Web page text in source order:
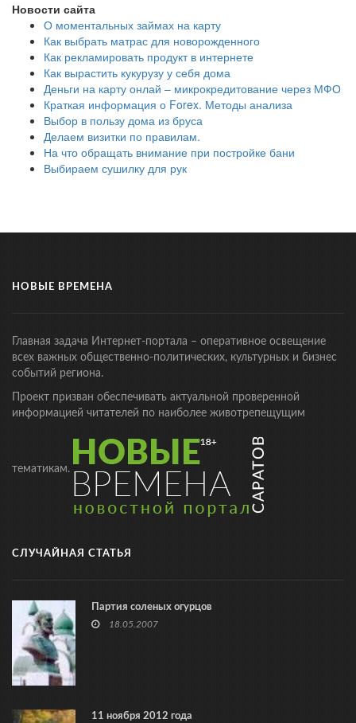
Новости сайта
О моментальных займах на карту
Как выбрать матрас для новорожденного
Как рекламировать продукт в интернете
Как вырастить кукурузу у себя дома
Деньги на карту онлай – микрокредитование через МФО
Краткая информация о Forex. Методы анализа
Выбор в пользу дома из бруса
Делаем визитки по правилам.
На что обращать внимание при постройке бани
Выбираем сушилку для рук
НОВЫЕ ВРЕМЕНА
Главная задача Интернет-портала – оперативное освещение
всех важных общественно-политических, культурных и бизнес
событий региона.
Проект призван обеспечивать актуальной проверенной
информацией читателей по наиболее животрепещущим
тематикам.
СЛУЧАЙНАЯ СТАТЬЯ
Партия соленых огурцов
18.05.2007
11 ноября 2012 года